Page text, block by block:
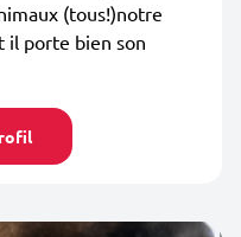
(tous!)notre
il porte bien son